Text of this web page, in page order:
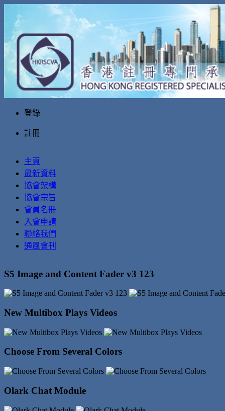
登錄
註冊
主頁
最新資料
協會架構
協會宗旨
會員名冊
入會申請
聯絡我們
通風會刊
S5 Image and Content Fader v3 123
New Multibox Plays Videos
Choose From Several Colors
Olark Chat Module